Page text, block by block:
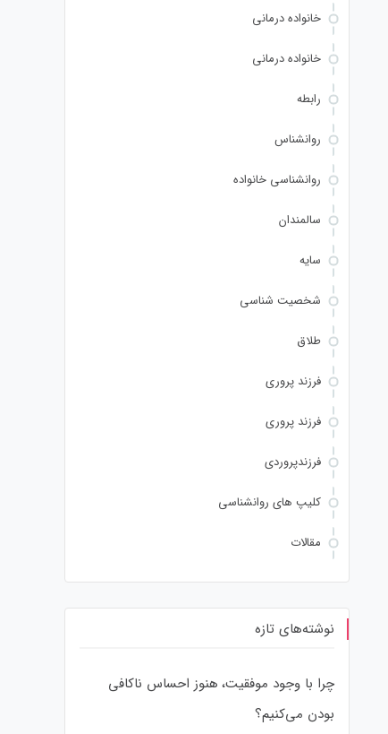
خانواده درمانی
خانواده درمانی
رابطه
روانشناس
روانشناسی خانواده
سالمندان
سایه
شخصیت شناسی
طلاق
فرزند پروری
فرزند پروری
فرزندپروردی
کلیپ های روانشناسی
مقالات
نوشته‌های تازه
چرا با وجود موفقیت، هنوز احساس ناکافی
بودن می‌کنیم؟